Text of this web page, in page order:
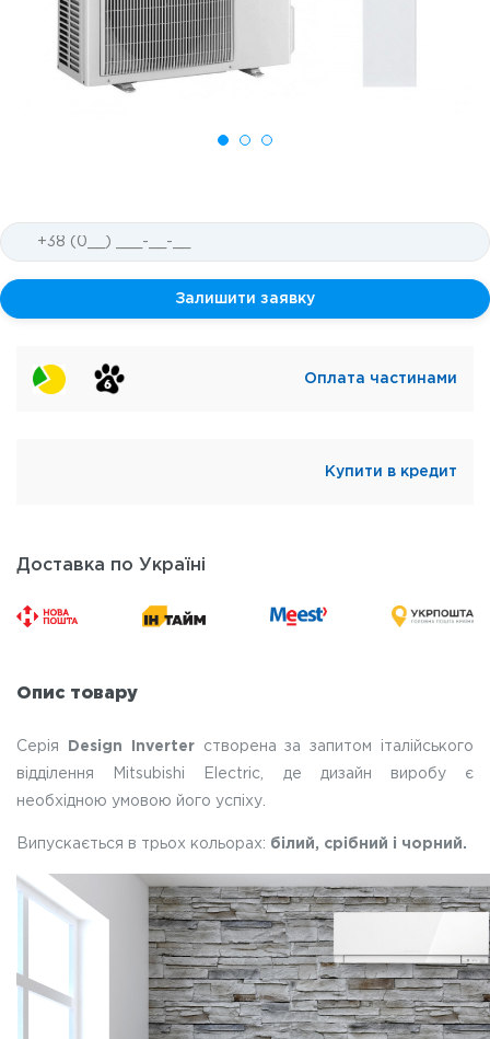
Залишити заявку
Оплата частинами
Купити в кредит
Доставка по Україні
Опис товару
Серія Design Inverterстворена за запитом італійського
відділення Mitsubishi Electric, де дизайн виробу є
необхідною умовою його успіху.
Випускається в трьох кольорах: білий, cрібний і чорний.